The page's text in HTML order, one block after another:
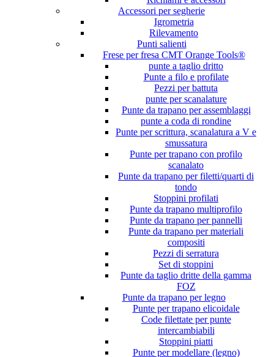
Accessori per segherie
Igrometria
Rilevamento
Punti salienti
Frese per fresa CMT Orange Tools®
punte a taglio dritto
Punte a filo e profilate
Pezzi per battuta
punte per scanalature
Punte da trapano per assemblaggi
punte a coda di rondine
Punte per scrittura, scanalatura a V e
smussatura
Punte per trapano con profilo
scanalato
Punte da trapano per filetti/quarti di
tondo
Stoppini profilati
Punte da trapano multiprofilo
Punte da trapano per pannelli
Punte da trapano per materiali
compositi
Pezzi di serratura
Set di stoppini
Punte da taglio dritte della gamma
FOZ
Punte da trapano per legno
Punte per trapano elicoidale
Code filettate per punte
intercambiabili
Stoppini piatti
Punte per modellare (legno)